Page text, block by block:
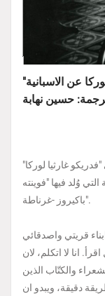
"نصف رغيف وكتاب" فدريكو غارثيا لوركا عن الاسبانية
حسين نهابة
غارثيا لوركا"
التي وُلد فيها "فوينته
باكيروز -غرناطة".
قريتي واصدقائي
انا لا اتكلم، لان
والكتّاب الذين
دقيقة، ويبدو ان